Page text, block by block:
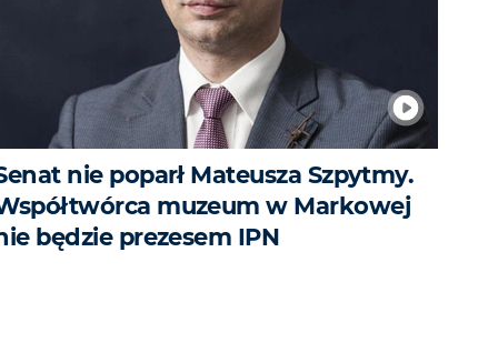
nie poparł Mateusza Szpytmy.
muzeum w Markowej
będzie prezesem IPN